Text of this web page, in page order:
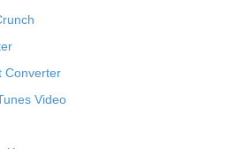
Converter
Video